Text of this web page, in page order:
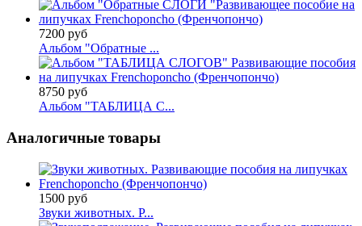
7200 руб
Альбом "Обратные ...
8750 руб
Альбом "ТАБЛИЦА С...
Аналогичные товары
1500 руб
Звуки животных. Р...